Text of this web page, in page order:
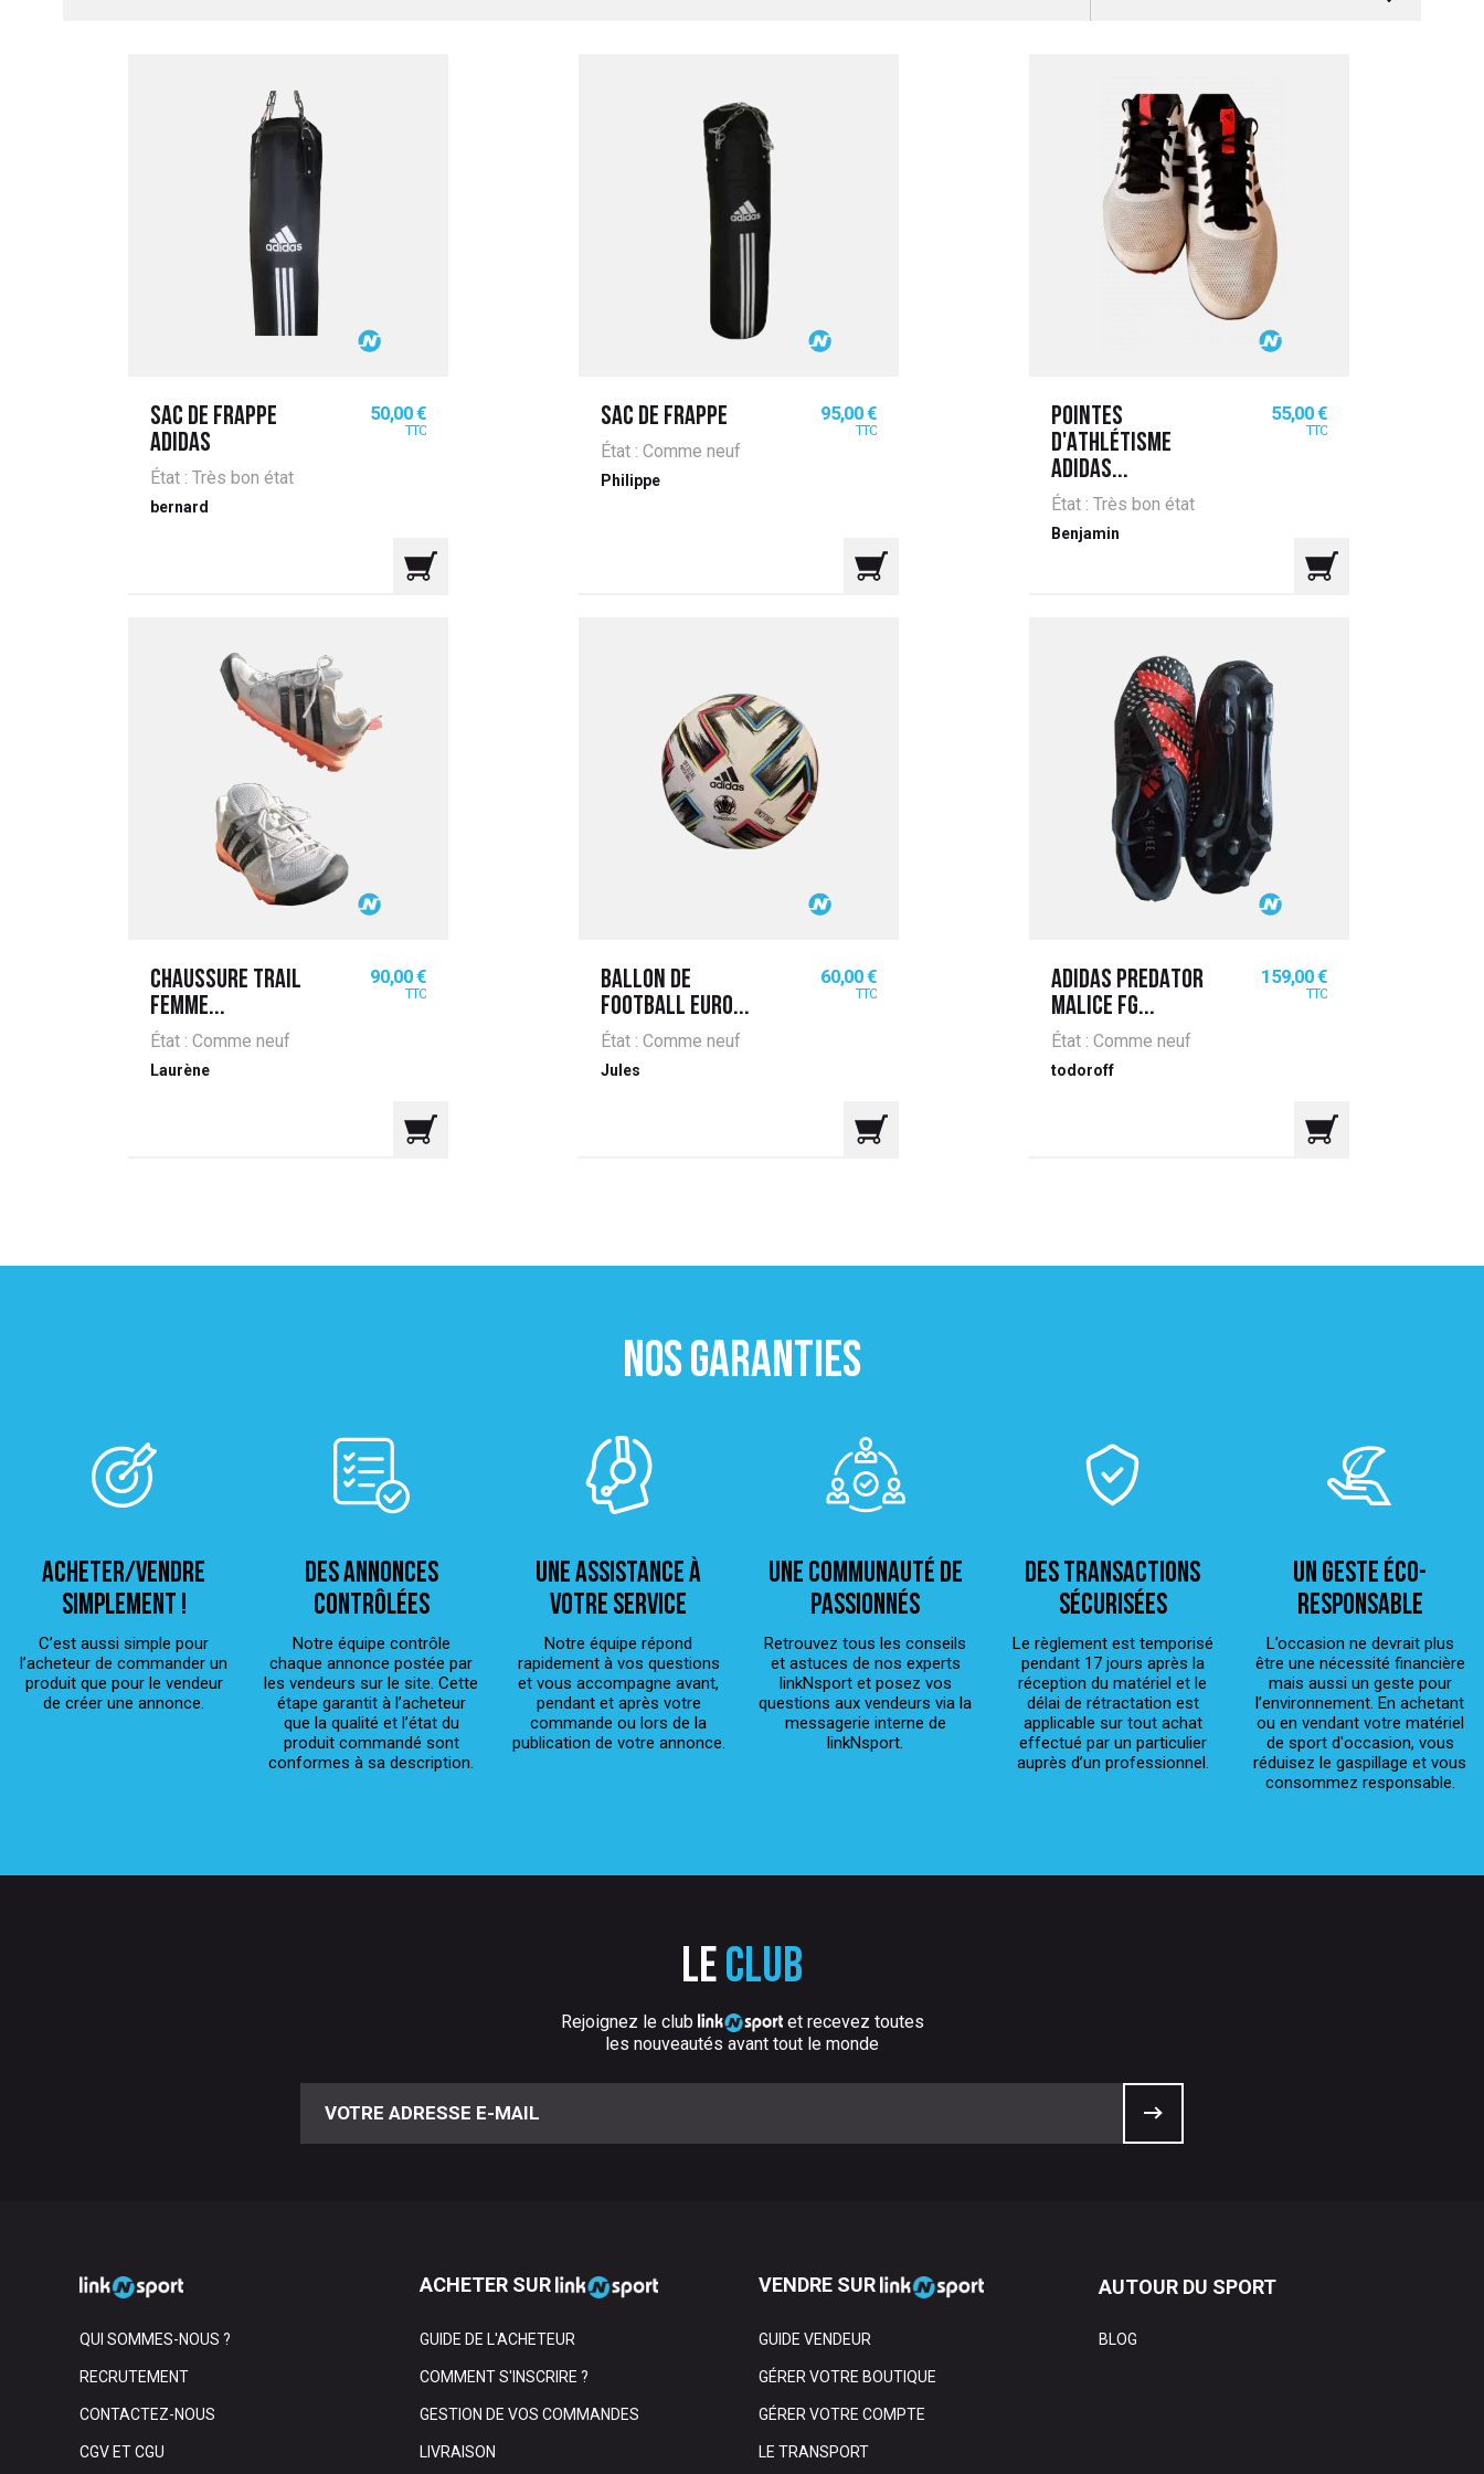
SAC DE FRAPPE
ADIDAS
Prix
50,00 €
TTC
État : Très bon état
bernard
SAC DE FRAPPE Prix
95,00 €
TTC
État : Comme neuf
Philippe
POINTES
D'ATHLÉTISME
ADIDAS...
Prix
55,00 €
TTC
État : Très bon état
Benjamin
CHAUSSURE TRAIL
FEMME...
Prix
90,00 €
TTC
État : Comme neuf
Laurène
BALLON DE
FOOTBALL EURO...
Prix
60,00 €
TTC
État : Comme neuf
Jules
ADIDAS PREDATOR
MALICE FG...
Prix
159,00 €
TTC
État : Comme neuf
todoroff
NOS GARANTIES
ACHETER/VENDRE
simplement !
C’est aussi simple pour
l’acheteur de commander un
produit que pour le vendeur
de créer une annonce.
Des annonces
contrôlées
Notre équipe contrôle
chaque annonce postée par
les vendeurs sur le site. Cette
étape garantit à l’acheteur
que la qualité et l’état du
produit commandé sont
conformes à sa description.
Une assistance à
votre service
Notre équipe répond
rapidement à vos questions
et vous accompagne avant,
pendant et après votre
commande ou lors de la
publication de votre annonce.
Une Communauté de
passionnés
Retrouvez tous les conseils
et astuces de nos experts
linkNsport et posez vos
questions aux vendeurs via la
messagerie interne de
linkNsport.
Des transactions
sécurisées
Le règlement est temporisé
pendant 17 jours après la
réception du matériel et le
délai de rétractation est
applicable sur tout achat
effectué par un particulier
auprès d’un professionnel.
Un geste éco-
responsable
L’occasion ne devrait plus
être une nécessité financière
mais aussi un geste pour
l’environnement. En achetant
ou en vendant votre matériel
de sport d'occasion, vous
réduisez le gaspillage et vous
consommez responsable.
Le club
Rejoignez le club
et recevez toutes
les nouveautés avant tout le monde
QUI SOMMES-NOUS ?
RECRUTEMENT
CONTACTEZ-NOUS
CGV ET CGU
ACHETER SUR
GUIDE DE L'ACHETEUR
COMMENT S'INSCRIRE ?
GESTION DE VOS COMMANDES
LIVRAISON
VENDRE SUR
GUIDE VENDEUR
GÉRER VOTRE BOUTIQUE
GÉRER VOTRE COMPTE
LE TRANSPORT
AUTOUR DU SPORT
BLOG